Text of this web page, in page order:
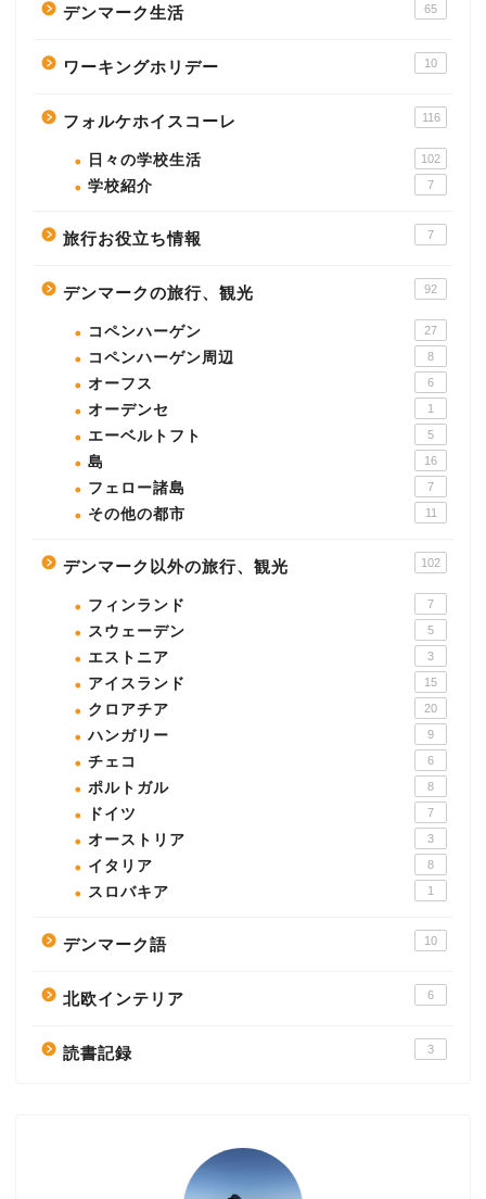
デンマーク生活 65
ワーキングホリデー 10
フォルケホイスコーレ 116
日々の学校生活 102
学校紹介 7
旅行お役立ち情報 7
デンマークの旅行、観光 92
コペンハーゲン 27
コペンハーゲン周辺 8
オーフス 6
オーデンセ 1
エーベルトフト 5
島 16
フェロー諸島 7
その他の都市 11
デンマーク以外の旅行、観光 102
フィンランド 7
スウェーデン 5
エストニア 3
アイスランド 15
クロアチア 20
ハンガリー 9
チェコ 6
ポルトガル 8
ドイツ 7
オーストリア 3
イタリア 8
スロバキア 1
デンマーク語 10
北欧インテリア 6
読書記録 3